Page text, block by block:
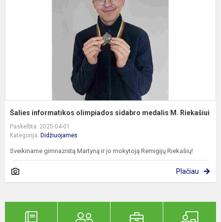
Šalies informatikos olimpiados sidabro medalis M. Riekašiui
Paskelbta: 2025-04-01
Kategorija: Didžiuojamės
Sveikiname gimnazistą Martyną ir jo mokytoją Remigijų Riekašių!
Plačiau